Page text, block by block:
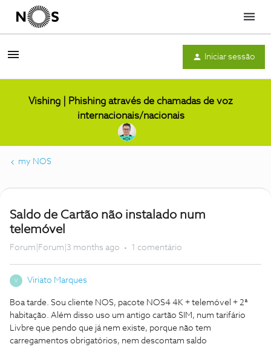
Menu
Iniciar sessão
Vishing | Phishing através de chamadas de voz
internacionais/nacionais
my NOS
Saldo de Cartão não instalado num
telemóvel
Forum|Forum|3 months ago 1 comentário
V Viriato Marques
Boa tarde. Sou cliente NOS, pacote NOS4 4K + telemóvel + 2ª
habitação. Além disso uso um antigo cartão SIM, num tarifário
Livbre que pendo que já nem existe, porque não tem
carregamentos obrigatórios, nem descontam saldo